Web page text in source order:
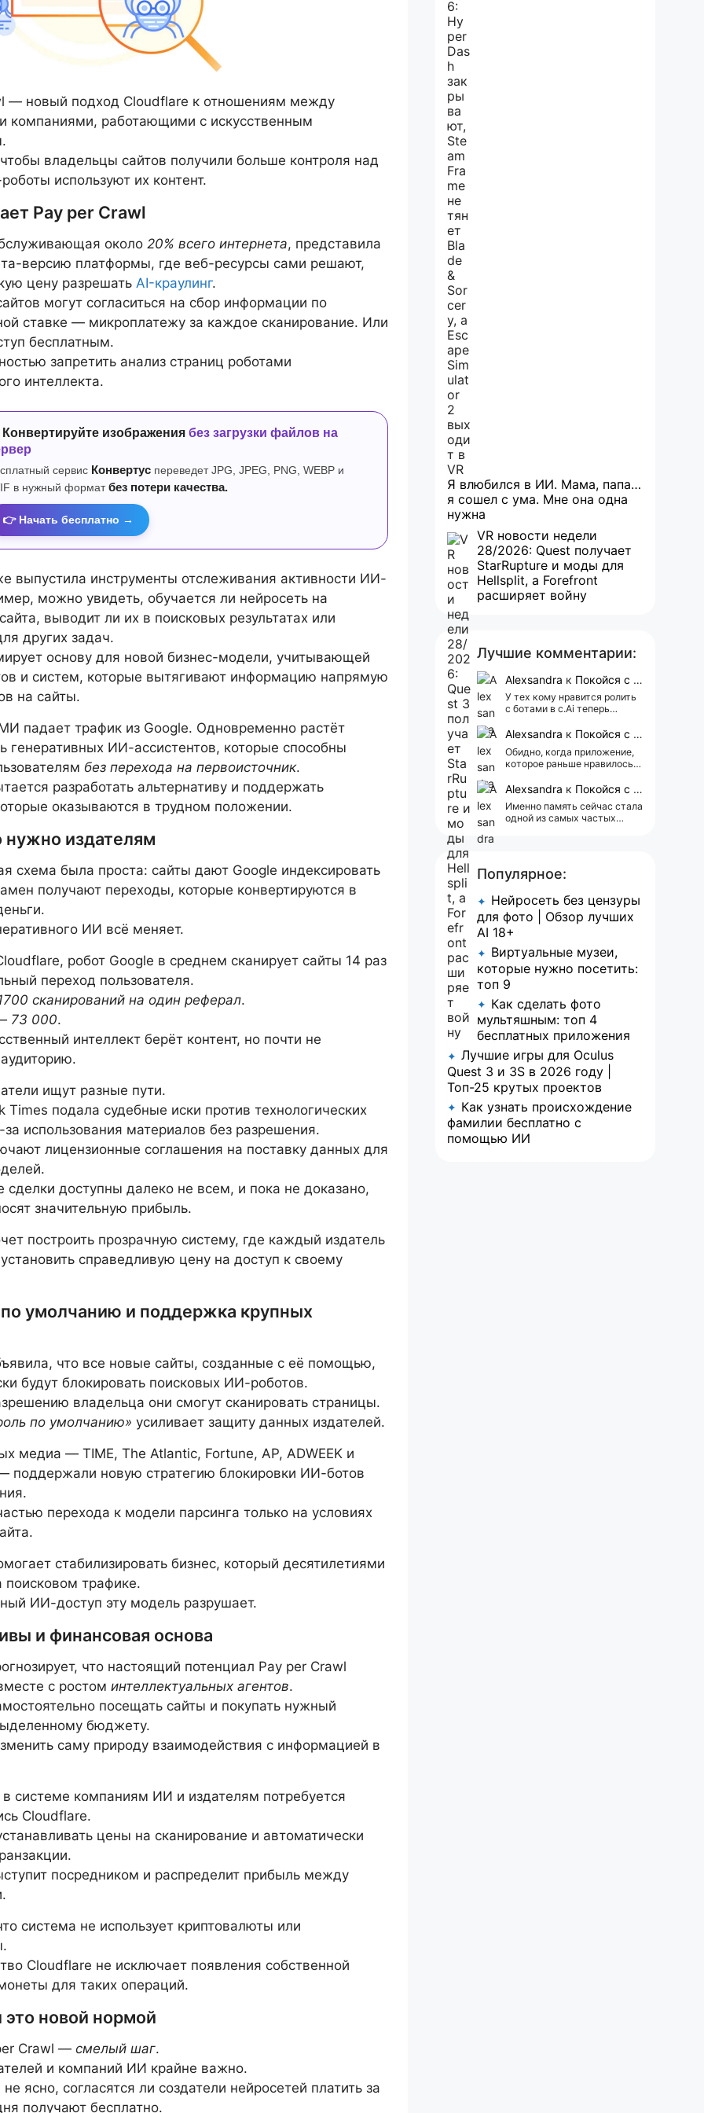
— новый подход Cloudflare к отношениям между
компаниями, работающими с искусственным
владельцы сайтов получили больше контроля над
используют их контент.
Pay per Crawl
около 20% всего интернета, представила
версию платформы, где веб-ресурсы сами решают,
цену разрешать AI-краулинг.
могут согласиться на сбор информации по
ставке — микроплатежу за каждое сканирование. Или
бесплатным.
запретить анализ страниц роботами
интеллекта.
Конвертируйте изображения без загрузки файлов на
сервис Конвертус переведет JPG, JPEG, PNG, WEBP и
в нужный формат без потери качества.
👉 Начать бесплатно →
выпустила инструменты отслеживания активности ИИ-
можно увидеть, обучается ли нейросеть на
выводит ли их в поисковых результатах или
других задач.
основу для новой бизнес-модели, учитывающей
и систем, которые вытягивают информацию напрямую
на сайты.
падает трафик из Google. Одновременно растёт
генеративных ИИ-ассистентов, которые способны
без перехода на первоисточник.
разработать альтернативу и поддержать
оказываются в трудном положении.
нужно издателям
схема была проста: сайты дают Google индексировать
получают переходы, которые конвертируются в
ИИ всё меняет.
робот Google в среднем сканирует сайты 14 раз
переход пользователя.
сканирований на один реферал.
73 000.
интеллект берёт контент, но почти не
ищут разные пути.
Times подала судебные иски против технологических
использования материалов без разрешения.
лицензионные соглашения на поставку данных для
доступны далеко не всем, и пока не доказано,
значительную прибыль.
построить прозрачную систему, где каждый издатель
справедливую цену на доступ к своему
умолчанию и поддержка крупных
что все новые сайты, созданные с её помощью,
будут блокировать поисковых ИИ-роботов.
владельца они смогут сканировать страницы.
по умолчанию» усиливает защиту данных издателей.
медиа — TIME, The Atlantic, Fortune, AP, ADWEEK и
поддержали новую стратегию блокировки ИИ-ботов
перехода к модели парсинга только на условиях
стабилизировать бизнес, который десятилетиями
трафике.
ИИ-доступ эту модель разрушает.
и финансовая основа
что настоящий потенциал Pay per Crawl
с ростом интеллектуальных агентов.
посещать сайты и покупать нужный
бюджету.
саму природу взаимодействия с информацией в
системе компаниям ИИ и издателям потребуется
Cloudflare.
цены на сканирование и автоматически
посредником и распределит прибыль между
система не использует криптовалюты или
Cloudflare не исключает появления собственной
для таких операций.
это новой нормой
Crawl — смелый шаг.
и компаний ИИ крайне важно.
ясно, согласятся ли создатели нейросетей платить за
получают бесплатно.
Я влюбился в ИИ. Мама, папа…
я сошел с ума. Мне она одна
нужна
VR новости недели
28/2026: Quest получает
StarRupture и моды для
Hellsplit, а Forefront
расширяет войну
Лучшие комментарии:
Alexsandra к Покойся с миром, Character.AI. Тебя убили собственные разработчики
У тех кому нравится ролить
с ботами в c.Ai теперь
АААААА 😁 ХВАТИТ 🤯😖😵‍💫
Alexsandra к Покойся с миром, Character.AI. Тебя убили собственные разработчики
Обидно, когда приложение,
которое раньше нравилось, а
реклама 😢
Alexsandra к Покойся с миром, Character.AI. Тебя убили собственные разработчики
Именно память сейчас стала
одной из самых частых
Популярное:
✦ Нейросеть без цензуры
для фото | Обзор лучших
AI 18+
✦ Виртуальные музеи,
которые нужно посетить:
топ 9
✦ Как сделать фото
мультяшным: топ 4
бесплатных приложения
✦ Лучшие игры для Oculus
Quest 3 и 3S в 2026 году |
Топ-25 крутых проектов
✦ Как узнать происхождение
фамилии бесплатно с
помощью ИИ